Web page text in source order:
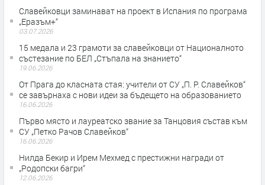
Славейковци заминават на проект в Испания по програма
„Еразъм+“
03.07.2026
15 медала и 23 грамоти за славейковци от Националното
състезание по БЕЛ „Стъпала на знанието“
19.06.2026
От Прага до класната стая: учители от СУ „П. Р. Славейков“
се завърнаха с нови идеи за бъдещето на образованието
16.06.2026
Първо място и лауреатско звание за Танцовия състав към
СУ „Петко Рачов Славейков“
16.06.2026
Нилда Бекир и Ирем Мехмед с престижни награди от
„Родопски багри“
12.06.2026